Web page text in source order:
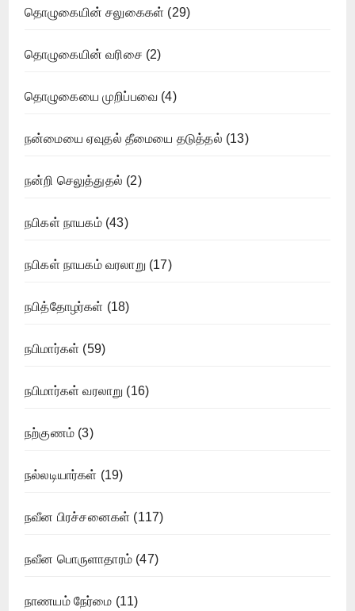
தொழுகையின் சலுகைகள் (29)
தொழுகையின் வரிசை (2)
தொழுகையை முறிப்பவை (4)
நன்மையை ஏவுதல் தீமையை தடுத்தல் (13)
நன்றி செலுத்துதல் (2)
நபிகள் நாயகம்(43)
நபிகள் நாயகம் வரலாறு (17)
நபித்தோழர்கள் (18)
நபிமார்கள் (59)
நபிமார்கள் வரலாறு (16)
நற்குணம் (3)
நல்லடியார்கள் (19)
நவீன பிரச்சனைகள் (117)
நவீன பொருளாதாரம் (47)
நாணயம் நேர்மை (11)